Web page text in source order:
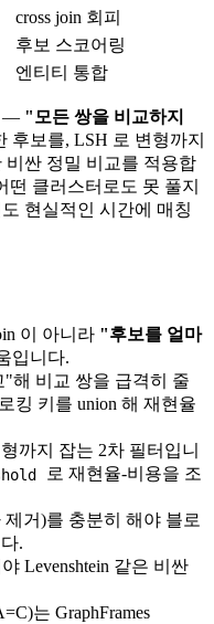
cross join 회피
후보 스코어링
엔티티 통합
— "모든 쌍을 비교하지
후보를, LSH 로 변형까지
비싼 정밀 비교를 적용합
떤 클러스터로도 못 풀지
현실적인 시간에 매칭
이 아니라 "후보를 얼마
입니다.
해 비교 쌍을 급격히 줄
킹 키를 union 해 재현율
까지 잡는 2차 필터입니
로 재현율-비용을 조
제거)를 충분히 해야 블로
.
Levenshtein 같은 비싼
는 GraphFrames